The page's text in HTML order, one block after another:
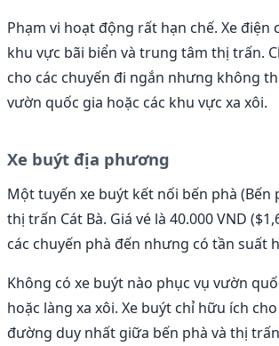
Phạm vi hoạt động rất hạn chế. Xe điện
khu vực bãi biển và trung tâm thị trấn.
cho các chuyến đi ngắn nhưng không
vườn quốc gia hoặc các khu vực xa xôi.
Xe buýt địa phương
Một tuyến xe buýt kết nối bến phà (Bến
thị trấn Cát Bà. Giá vé là 40.000 VND
các chuyến phà đến nhưng có tần suất
Không có xe buýt nào phục vụ vườn
hoặc làng xa xôi. Xe buýt chỉ hữu ích
đường duy nhất giữa bến phà và thị